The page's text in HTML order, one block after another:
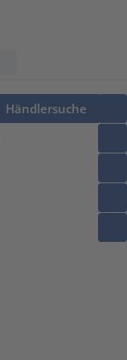
Händlersuche